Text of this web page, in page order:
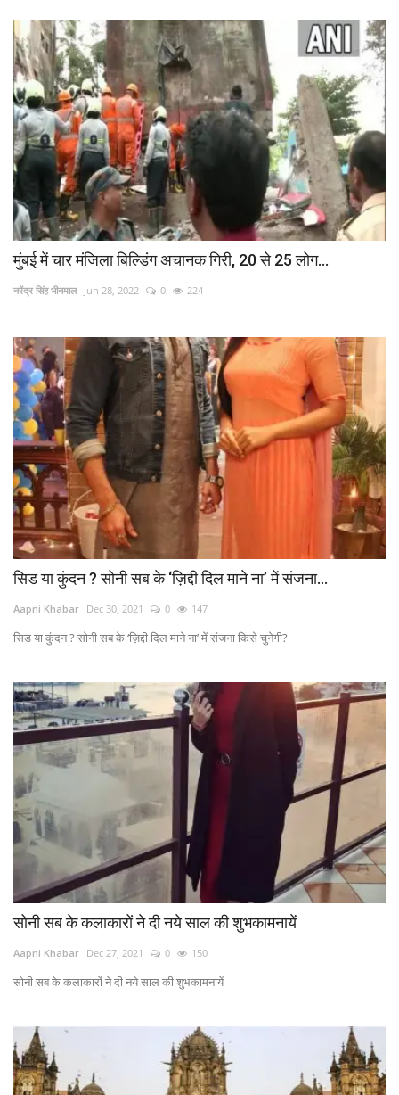
मुंबई में चार मंजिला बिल्डिंग अचानक गिरी, 20 से 25 लोग...
नरेंद्र सिंह भीनमाल Jun 28, 2022 0 224
सिड या कुंदन ? सोनी सब के ‘ज़िद्दी दिल माने ना’ में संजना...
Aapni Khabar Dec 30, 2021 0 147
सिड या कुंदन ? सोनी सब के ‘ज़िद्दी दिल माने ना’ में संजना किसे चुनेगी?
सोनी सब के कलाकारों ने दी नये साल की शुभकामनायें
Aapni Khabar Dec 27, 2021 0 150
सोनी सब के कलाकारों ने दी नये साल की शुभकामनायें